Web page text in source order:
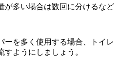
が多い場合は数回に分けるなど
ーを多く使用する場合、トイレ
ようにしましょう。